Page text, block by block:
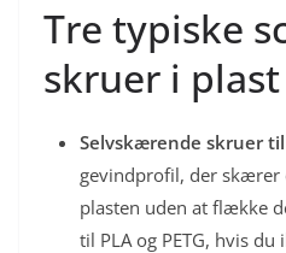
Tre typiske
skruer i plast
Selvskærende skruer
gevindprofil, der skærer
plasten uden at flække
til PLA og PETG, hvis